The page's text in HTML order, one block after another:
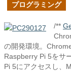
プログラミング
/**
の開発環境。
Raspberry Pi 5をサ
Pi 5にアクセスし、